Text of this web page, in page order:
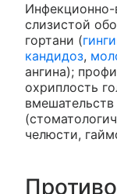
Инфекционно-
слизистой
гортани (
кандидоз,
ангина);
охриплость
вмешательств
челюсти,